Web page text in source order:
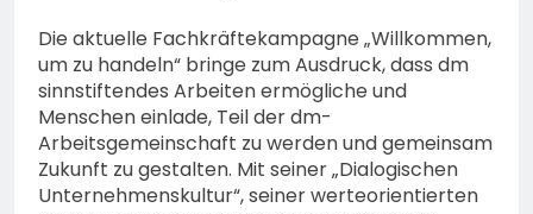
Die aktuelle Fachkräftekampagne „Willkommen,
um zu handeln“ bringe zum Ausdruck, dass dm
sinnstiftendes Arbeiten ermögliche und
Menschen einlade, Teil der dm-
Arbeitsgemeinschaft zu werden und gemeinsam
Zukunft zu gestalten. Mit seiner „Dialogischen
Unternehmenskultur“, seiner werteorientierten